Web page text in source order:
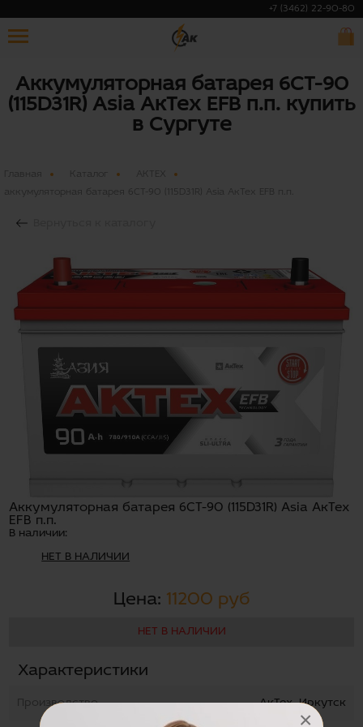
×
+7 (3462) 22-90-80
Аккумуляторная батарея 6СТ-90
(115D31R) Asia АкТех EFB п.п. купить
в Сургуте
Главная
АКТЕХ
аккумуляторная батарея 6СТ-90 (115D31R) Asia АкТех EFB п.п.
Аккумуляторная батарея 6СТ-90 (115D31R) Asia АкТех
EFB п.п.
В наличии:
НЕТ В НАЛИЧИИ
Цена: 11200 руб
НЕТ В НАЛИЧИИ
Характеристики
Производство АкТех, Иркутск